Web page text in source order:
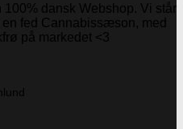
dansk Webshop. Vi står
fed Cannabissæson, med
på markedet <3